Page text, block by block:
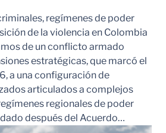
regímenes de poder
de la violencia en Colombia
de un conflicto armado
estratégicas, que marcó el
a una configuración de
articulados a complejos
regionales de poder
después del Acuerdo…